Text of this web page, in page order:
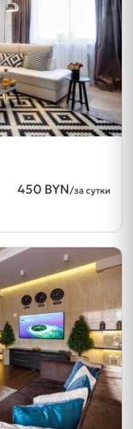
450 BYN/за сутки